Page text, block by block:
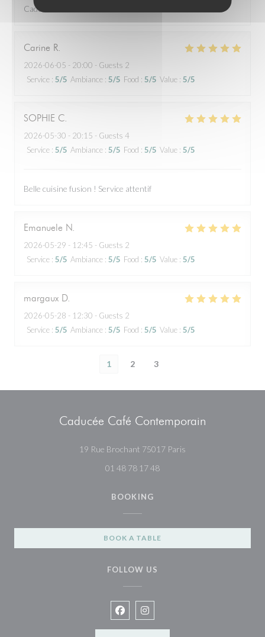
Caducée.
Carine R
2026-06-05 - 20:00 - Guests 2
Service : 5/5 Ambiance : 5/5 Food : 5/5 Value : 5/5
SOPHIE C
2026-05-30 - 20:15 - Guests 4
Service : 5/5 Ambiance : 5/5 Food : 5/5 Value : 5/5
Belle cuisine fusion ! Service attentif
Emanuele N
2026-05-29 - 12:45 - Guests 2
Service : 5/5 Ambiance : 5/5 Food : 5/5 Value : 5/5
margaux D
2026-05-28 - 12:30 - Guests 2
Service : 5/5 Ambiance : 5/5 Food : 5/5 Value : 5/5
1 2 3
Caducée Café Contemporain
19 Rue Brochant 75017 Paris
01 48 78 17 48
BOOKING
BOOK A TABLE
FOLLOW US
Facebook ((opens in a new
Instagram ((opens in a new